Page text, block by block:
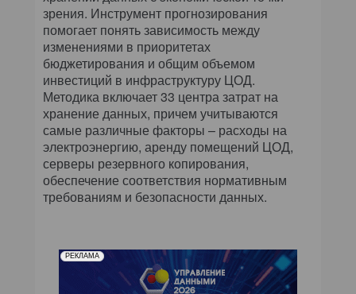
зрения. Инструмент прогнозирования
помогает понять зависимость между
изменениями в приоритетах
бюджетирования и общим объемом
инвестиций в инфраструктуру ЦОД.
Методика включает 33 центра затрат на
хранение данных, причем учитываются
самые различные факторы – расходы на
электроэнергию, аренду помещений ЦОД,
серверы резервного копирования,
обеспечение соответствия нормативным
требованиям и безопасности данных.
РЕКЛАМА